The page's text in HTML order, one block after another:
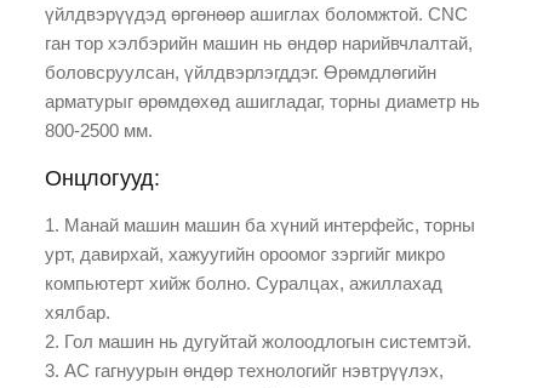
үйлдвэрүүдэд өргөнөөр ашиглах боломжтой. CNC
ган тор хэлбэрийн машин нь өндөр нарийвчлалтай,
боловсруулсан, үйлдвэрлэгддэг. Өрөмдлөгийн
арматурыг өрөмдөхөд ашигладаг, торны диаметр нь
800-2500 мм.
Онцлогууд:
1. Манай машин машин ба хүний интерфейс, торны
урт, давирхай, хажуугийн ороомог зэргийг микро
компьютерт хийж болно. Суралцах, ажиллахад
хялбар.
2. Гол машин нь дугуйтай жолоодлогын системтэй.
3. АС гагнуурын өндөр технологийг нэвтрүүлэх,